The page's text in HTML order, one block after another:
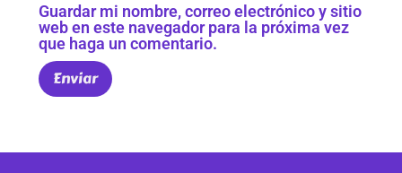
Guardar mi nombre, correo electrónico y sitio
web en este navegador para la próxima vez
que haga un comentario.